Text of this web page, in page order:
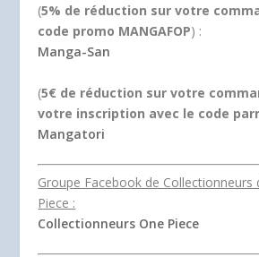
(5% de réduction sur votre
code promo MANGAFOP) :
Manga-San
(5€ de réduction sur votre
votre inscription avec le code
Mangatori
Groupe Facebook de Collectionneurs
Piece :
Collectionneurs One Piece